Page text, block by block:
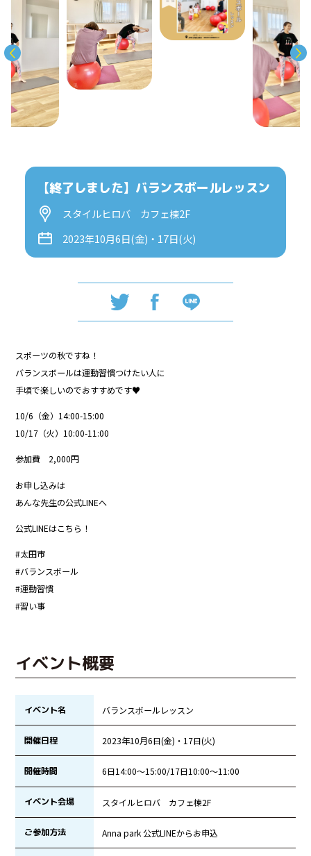
【終了しました】バランスボールレッスン
スタイルヒロバ カフェ棟2F
2023年10月6日(金)・17日(火)
スポーツの秋ですね！
バランスボールは運動習慣つけたい人に
手頃で楽しいのでおすすめです♥
10/6（金）14:00-15:00
10/17（火）10:00-11:00
参加費 2,000円
お申し込みは
あんな先生の公式LINEへ
公式LINEはこちら！
#太田市
#バランスボール
#運動習慣
#習い事
イベント概要
イベント名 バランスボールレッスン
開催日程 2023年10月6日(金)・17日(火)
開催時間 6日14:00〜15:00/17日10:00〜11:00
イベント会場 スタイルヒロバ カフェ棟2F
ご参加方法 Anna park 公式LINEからお申込